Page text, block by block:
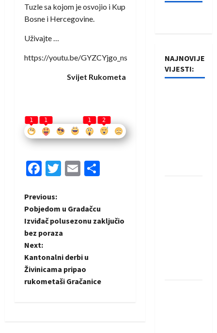
Tuzle sa kojom je osvojio i Kup
Bosne i Hercegovine.
Uživajte …
https://youtu.be/GYZCYjgo_ns
Svijet Rukometa
1 1 1 2
Facebook
Twitter
Email
P
o
s
t
n
Previous:
Pobjedom u Gradačcu
Izviđač polusezonu zaključio
bez poraza
Next:
Kantonalni derbi u
Živinicama pripao
rukometaši Gračanice
NAJNOVIJE
VIJESTI: